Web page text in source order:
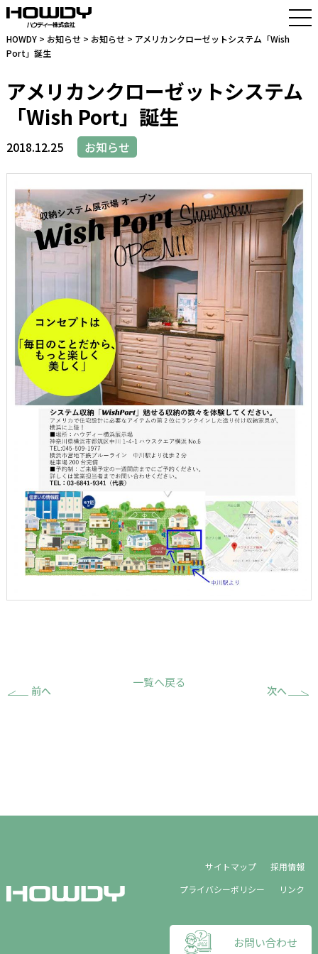
HOWDY> お知らせ> お知らせ> アメリカンクローゼットシステム「Wish
Port」誕生
アメリカンクローゼットシステム
「Wish Port」誕生
2018.12.25 お知らせ
前へ
一覧へ戻る
次へ
プライバシーポリシー リンク
サイトマップ 採用情報
お問い合わせ